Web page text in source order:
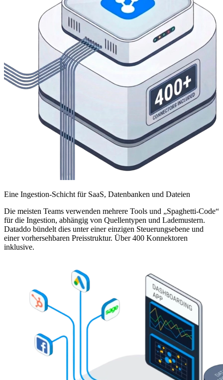
Eine Ingestion-Schicht für SaaS, Datenbanken und Dateien
Die meisten Teams verwenden mehrere Tools und „Spaghetti-Code“
für die Ingestion, abhängig von Quellentypen und Lademustern.
Dataddo bündelt dies unter einer einzigen Steuerungsebene und
einer vorhersehbaren Preisstruktur. Über 400 Konnektoren
inklusive.